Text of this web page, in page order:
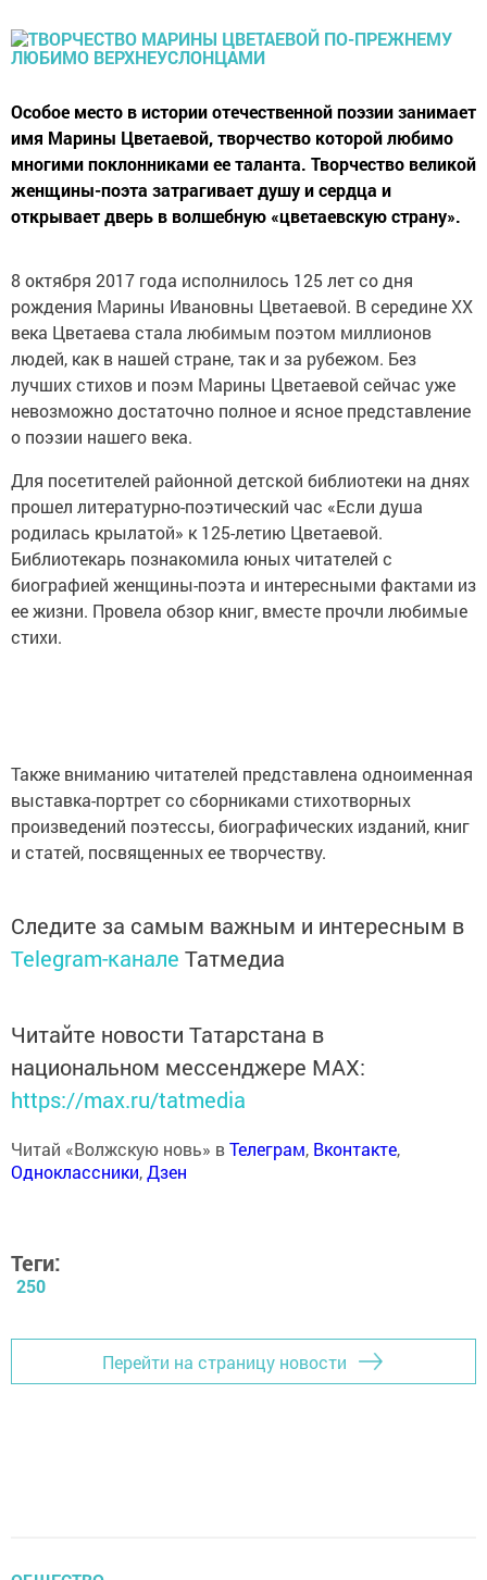
Особое место в истории отечественной поэзии занимает
имя Марины Цветаевой, творчество которой любимо
многими поклонниками ее таланта. Творчество великой
женщины-поэта затрагивает душу и сердца и
открывает дверь в волшебную «цветаевскую страну».
8 октября 2017 года исполнилось 125 лет со дня
рождения Марины Ивановны Цветаевой. В середине XX
века Цветаева стала любимым поэтом миллионов
людей, как в нашей стране, так и за рубежом. Без
лучших стихов и поэм Марины Цветаевой сейчас уже
невозможно достаточно полное и ясное представление
о поэзии нашего века.
Для посетителей районной детской библиотеки на днях
прошел литературно-поэтический час «Если душа
родилась крылатой» к 125-летию Цветаевой.
Библиотекарь познакомила юных читателей с
биографией женщины-поэта и интересными фактами из
ее жизни. Провела обзор книг, вместе прочли любимые
стихи.
Также вниманию читателей представлена одноименная
выставка-портрет со сборниками стихотворных
произведений поэтессы, биографических изданий, книг
и статей, посвященных ее творчеству.
Следите за самым важным и интересным в
Telegram-канале Татмедиа
Читайте новости Татарстана в
национальном мессенджере MАХ:
https://max.ru/tatmedia
Читай «Волжскую новь» вТелеграм, Вконтакте,
Одноклассники,Дзен
Теги:
250
Перейти на страницу новости